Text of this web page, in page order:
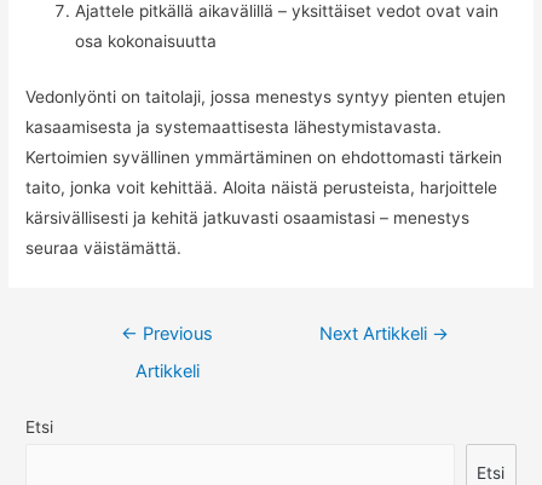
Ajattele pitkällä aikavälillä – yksittäiset vedot ovat vain
osa kokonaisuutta
Vedonlyönti on taitolaji, jossa menestys syntyy pienten etujen
kasaamisesta ja systemaattisesta lähestymistavasta.
Kertoimien syvällinen ymmärtäminen on ehdottomasti tärkein
taito, jonka voit kehittää. Aloita näistä perusteista, harjoittele
kärsivällisesti ja kehitä jatkuvasti osaamistasi – menestys
seuraa väistämättä.
Artikkelien
selaus
← Previous
Artikkeli
Next Artikkeli →
Etsi
Etsi